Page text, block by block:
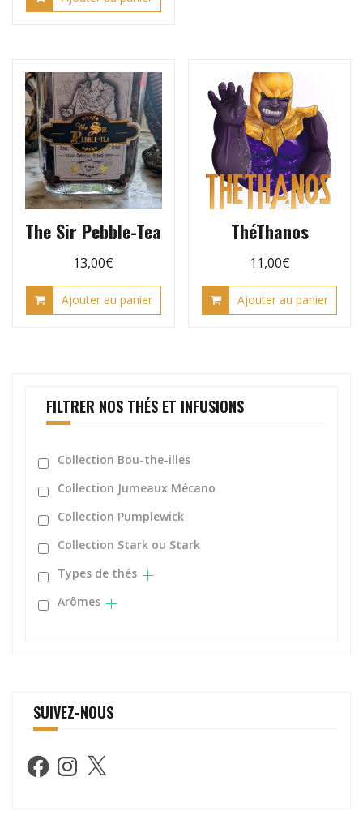
The Sir Pebble-Tea
13,00€
Ajouter au panier
ThéThanos
11,00€
Ajouter au panier
FILTRER NOS THÉS ET INFUSIONS
Collection Bou-the-illes
Collection Jumeaux Mécano
Collection Pumplewick
Collection Stark ou Stark
Types de thés
Arômes
SUIVEZ-NOUS
FacebookInstagram
X